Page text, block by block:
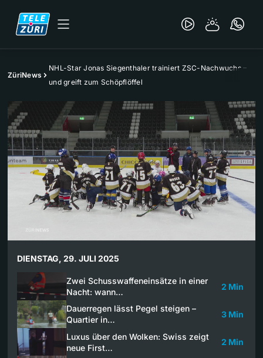
ZüriNews
NHL-Star Jonas Siegenthaler trainiert ZSC-Nachwuchs –
und greift zum Schöpflöffel
DIENSTAG, 29. JULI 2025
Zwei Schusswaffeneinsätze in einer
Nacht: wann…
2 Min
Dauerregen lässt Pegel steigen –
Quartier in…
3 Min
Luxus über den Wolken: Swiss zeigt
neue First…
2 Min